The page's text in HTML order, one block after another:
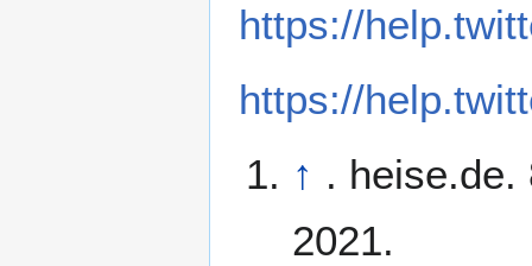
https://
https://
↑ . heise.de.
2021.